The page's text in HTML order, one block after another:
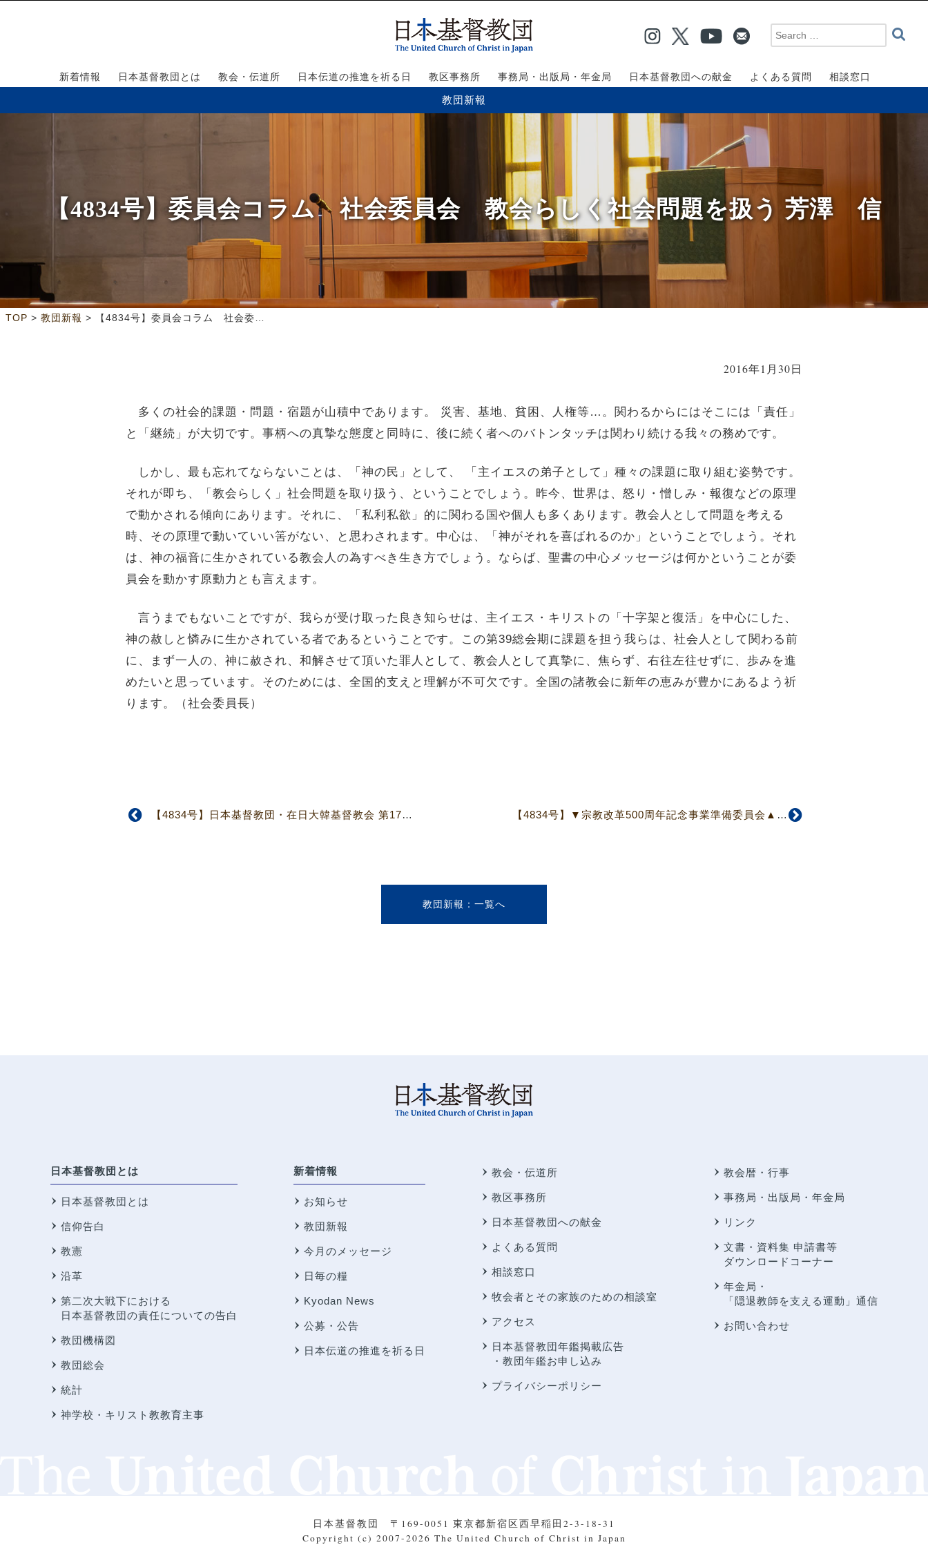
新着情報 日本基督教団とは 教会・伝道所 日本伝道の推進を祈る日 教区事務所 事務局・出版局・年金局 日本基督教団への献金 よくある質問 相談窓口
教団新報
【4834号】委員会コラム 社会委員会 教会らしく社会問題を扱う 芳澤 信
TOP > 教団新報 > 【4834号】委員会コラム 社会委員会 教会らしく社会問題を扱う 芳澤 信
2016年1月30日
多くの社会的課題・問題・宿題が山積中であります。 災害、基地、貧困、人権等…。関わるからにはそこには「責任」
と「継続」が大切です。事柄への真摯な態度と同時に、後に続く者へのバトンタッチは関わり続ける我々の務めです。
しかし、最も忘れてならないことは、「神の民」として、 「主イエスの弟子として」種々の課題に取り組む姿勢です。
それが即ち、「教会らしく」社会問題を取り扱う、ということでしょう。昨今、世界は、怒り・憎しみ・報復などの原理
で動かされる傾向にあります。それに、「私利私欲」的に関わる国や個人も多くあります。教会人として問題を考える
時、その原理で動いていい筈がない、と思わされます。中心は、「神がそれを喜ばれるのか」ということでしょう。それ
は、神の福音に生かされている教会人の為すべき生き方でしょう。ならば、聖書の中心メッセージは何かということが委
員会を動かす原動力とも言えます。
言うまでもないことですが、我らが受け取った良き知らせは、主イエス・キリストの「十字架と復活」を中心にした、
神の赦しと憐みに生かされている者であるということです。この第39総会期に課題を担う我らは、社会人として関わる前
に、まず一人の、神に赦され、和解させて頂いた罪人として、教会人として真摯に、焦らず、右往左往せずに、歩みを進
めたいと思っています。そのためには、全国的支えと理解が不可欠です。全国の諸教会に新年の恵みが豊かにあるよう祈
ります。（社会委員長）
【4834号】日本基督教団・在日大韓基督教会 第17回 歴史共同研究委員会 【4834号】▼宗教改革500周年記念事業準備委員会▲諸事業の具体的立案・準備を開始
教団新報
日本基督教団とは
日本基督教団とは
信仰告白
教憲
沿革
第二次大戦下における
日本基督教団の責任についての告白
教団機構図
教団総会
統計
神学校・キリスト教教育主事
新着情報
お知らせ
教団新報
今月のメッセージ
日毎の糧
Kyodan News
公募・公告
日本伝道の推進を祈る日
教会・伝道所
教区事務所
日本基督教団への献金
よくある質問
相談窓口
牧会者とその家族のための相談室
アクセス
日本基督教団年鑑掲載広告
・教団年鑑お申し込み
プライバシーポリシー
教会暦・行事
事務局・出版局・年金局
リンク
文書・資料集 申請書等
ダウンロードコーナー
年金局・
「隠退教師を支える運動」通信
お問い合わせ
日本基督教団 〒169-0051 東京都新宿区西早稲田2-3-18-31
Copyright (c) 2007-2026 The United Church of Christ in Japan